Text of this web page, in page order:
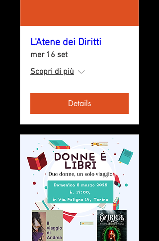
L'Atene dei Diritti
mer 16 set
Scopri di più
Details